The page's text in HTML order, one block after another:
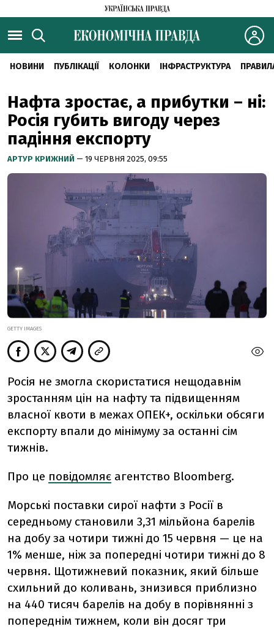
НОВИНИ ПУБЛІКАЦІЇ КОЛОНКИ ІНФРАСТРУКТУРА
Нафта зростає, а прибутки – ні:
Росія губить вигоду через
падіння експорту
АРТУР КРИЖНИЙ — 19 ЧЕРВНЯ 2025, 09:55
GETTY IMAGES
Росія не змогла скористатися нещодавнім
зростанням цін на нафту та підвищенням
власної квоти в межах ОПЕК+, оскільки обсяги
експорту впали до мінімуму за останні сім
тижнів.
Про це повідомляє агентство Bloomberg.
Морські поставки сирої нафти з Росії в
середньому становили 3,31 мільйона барелів
на добу за чотири тижні до 15 червня — це на
1% менше, ніж за попередні чотири тижні до 8
червня. Щотижневий показник, який більше
схильний до коливань, знизився приблизно
на 440 тисяч барелів на добу в порівнянні з
попереднім тижнем, коли він досяг три